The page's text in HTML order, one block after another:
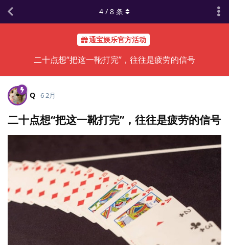
通宝娱乐官方活动
二十点想“把这一靴打完”，往往是疲劳的信号
4 / 8 条
Q 6 2月
二十点想“把这一靴打完”，往往是疲劳的信号